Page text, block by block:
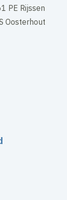
PE Rijssen
Oosterhout